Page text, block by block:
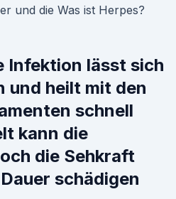
und die Was ist Herpes?
Infektion lässt sich
und heilt mit den
schnell
kann die
die Sehkraft
schädigen